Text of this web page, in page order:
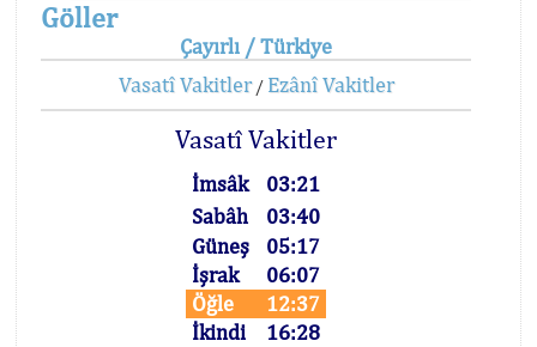
Göller
Çayırlı / Türkiye
Vasatî Vakitler/ Ezânî Vakitler
Vasatî Vakitler
İmsâk
03:21
Sabâh
03:40
Güneş
05:17
İşrak
06:07
Öğle
12:37
İkindi
16:28